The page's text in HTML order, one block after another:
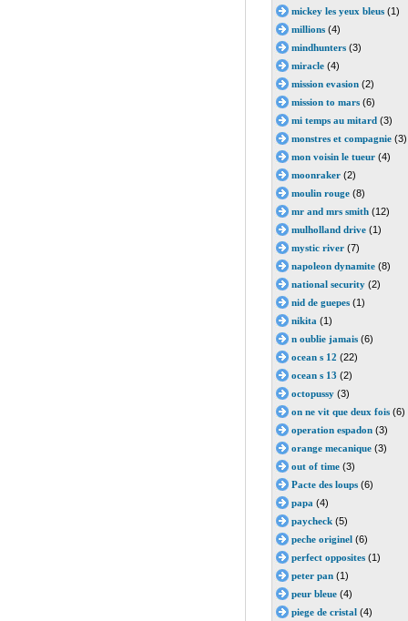
mickey les yeux bleus (1)
millions (4)
mindhunters (3)
miracle (4)
mission evasion (2)
mission to mars (6)
mi temps au mitard (3)
monstres et compagnie (3)
mon voisin le tueur (4)
moonraker (2)
moulin rouge (8)
mr and mrs smith (12)
mulholland drive (1)
mystic river (7)
napoleon dynamite (8)
national security (2)
nid de guepes (1)
nikita (1)
n oublie jamais (6)
ocean s 12 (22)
ocean s 13 (2)
octopussy (3)
on ne vit que deux fois (6)
operation espadon (3)
orange mecanique (3)
out of time (3)
Pacte des loups (6)
papa (4)
paycheck (5)
peche originel (6)
perfect opposites (1)
peter pan (1)
peur bleue (4)
piege de cristal (4)